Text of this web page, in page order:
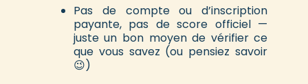
Pas de compte ou d’inscription
payante, pas de score officiel —
juste un bon moyen de vérifier ce
que vous savez (ou pensiez savoir
😉)